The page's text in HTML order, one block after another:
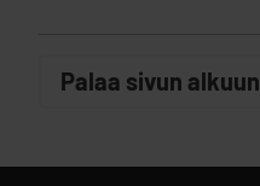
Palaa sivun alkuun